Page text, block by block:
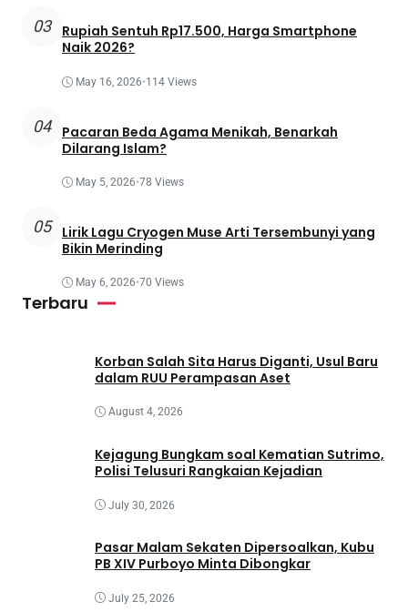
03
Rupiah Sentuh Rp17.500, Harga Smartphone
Naik 2026?
May 16, 2026•114 Views
04
Pacaran Beda Agama Menikah, Benarkah
Dilarang Islam?
May 5, 2026•78 Views
05
Lirik Lagu Cryogen Muse Arti Tersembunyi yang
Bikin Merinding
May 6, 2026•70 Views
Terbaru
Korban Salah Sita Harus Diganti, Usul Baru
dalam RUU Perampasan Aset
August 4, 2026
Kejagung Bungkam soal Kematian Sutrimo,
Polisi Telusuri Rangkaian Kejadian
July 30, 2026
Pasar Malam Sekaten Dipersoalkan, Kubu
PB XIV Purboyo Minta Dibongkar
July 25, 2026